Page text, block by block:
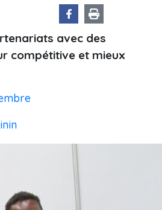
avec des
compétitive et mieux